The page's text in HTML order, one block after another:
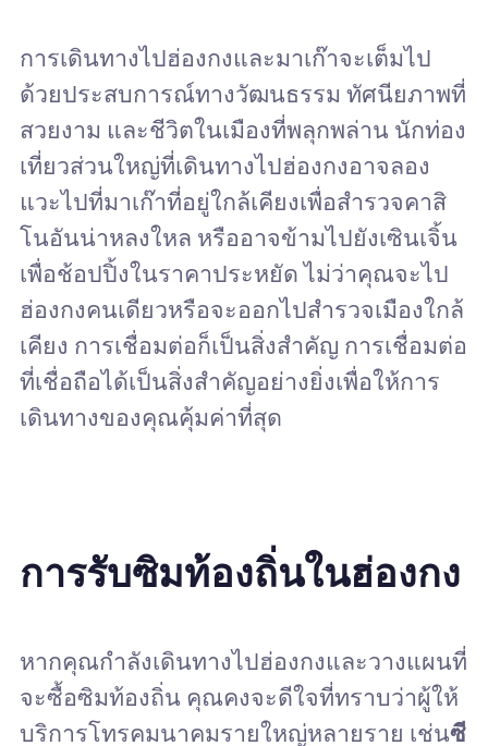
การเดินทางไปฮ่องกงและมาเก๊าจะเต็มไป
ด้วยประสบการณ์ทางวัฒนธรรม ทัศนียภาพที่
สวยงาม และชีวิตในเมืองที่พลุกพล่าน นักท่อง
เที่ยวส่วนใหญ่ที่เดินทางไปฮ่องกงอาจลอง
แวะไปที่มาเก๊าที่อยู่ใกล้เคียงเพื่อสำรวจคาสิ
โนอันน่าหลงใหล หรืออาจข้ามไปยังเซินเจิ้น
เพื่อช้อปปิ้งในราคาประหยัด ไม่ว่าคุณจะไป
ฮ่องกงคนเดียวหรือจะออกไปสำรวจเมืองใกล้
เคียง การเชื่อมต่อก็เป็นสิ่งสำคัญ การเชื่อมต่อ
ที่เชื่อถือได้เป็นสิ่งสำคัญอย่างยิ่งเพื่อให้การ
เดินทางของคุณคุ้มค่าที่สุด
การรับซิมท้องถิ่นในฮ่องกง
หากคุณกำลังเดินทางไปฮ่องกงและวางแผนที่
จะซื้อซิมท้องถิ่น คุณคงจะดีใจที่ทราบว่าผู้ให้
บริการโทรคมนาคมรายใหญ่หลายราย เช่นซี